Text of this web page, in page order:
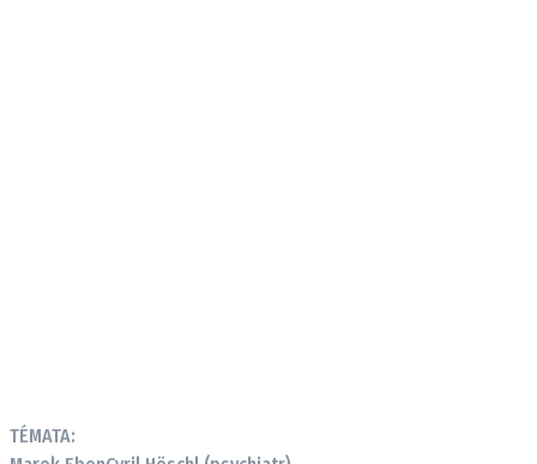
TÉMATA: